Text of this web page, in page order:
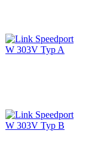
Speedport
W 303V Typ A
Speedport
W 303V Typ B